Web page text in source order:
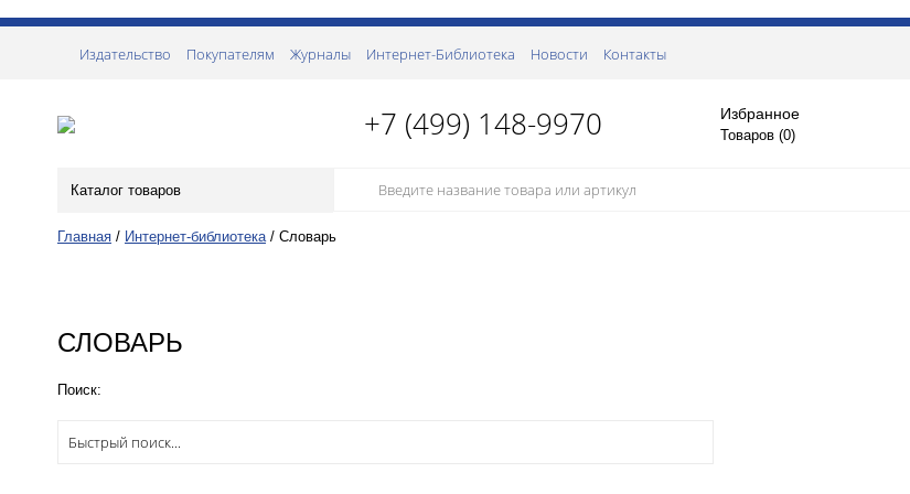
Издательство Покупателям Журналы Интернет-Библиотека Новости Контакты
+7 (499) 148-9970 Избранное
Товаров (0)
Каталог товаров
Главная / Интернет-библиотека / Словарь
СЛОВАРЬ
Поиск: